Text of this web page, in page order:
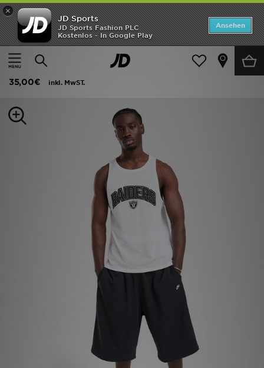
×
JD Sports
JD Sports Fashion PLC
Kostenlos - In Google Play
Ansehen
Home
Herren Herrenbekleidung T-Shirts und Tanktops
New Era LA Raiders Baseball Tanktop
35,00€
inkl. MwST.
ANGEBOTE
Neuheiten
Kinder